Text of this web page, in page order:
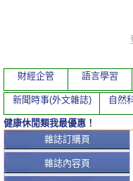
雜誌訂購頁
雜誌內容頁
財經企管 語言學習
新聞時事(外文雜誌) 自然
健康休閒類我最優惠！